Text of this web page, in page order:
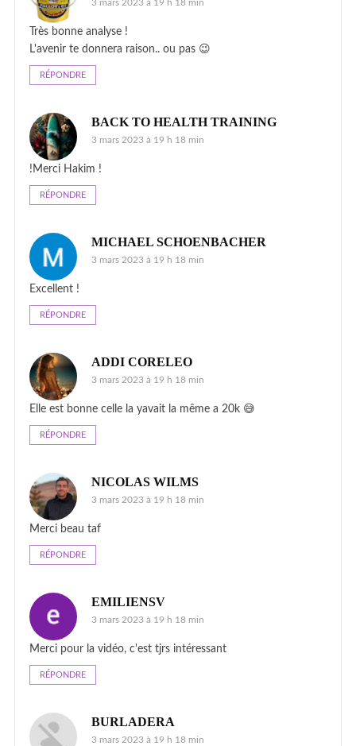
3 mars 2023 à 19 h 18 min
Très bonne analyse !
L'avenir te donnera raison.. ou pas 😉
RÉPONDRE
BACK TO HEALTH TRAINING
3 mars 2023 à 19 h 18 min
!Merci Hakim !
RÉPONDRE
MICHAEL SCHOENBACHER
3 mars 2023 à 19 h 18 min
Excellent !
RÉPONDRE
ADDI CORELEO
3 mars 2023 à 19 h 18 min
Elle est bonne celle la yavait la même a 20k 😅
RÉPONDRE
NICOLAS WILMS
3 mars 2023 à 19 h 18 min
Merci beau taf
RÉPONDRE
EMILIENSV
3 mars 2023 à 19 h 18 min
Merci pour la vidéo, c'est tjrs intéressant
RÉPONDRE
BURLADERA
3 mars 2023 à 19 h 18 min